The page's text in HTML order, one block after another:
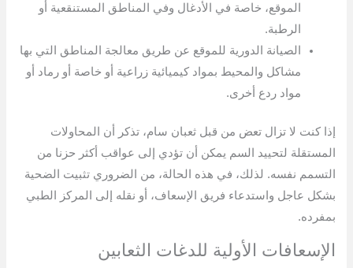
الموقع، خاصة في الأدغال وفي المناطق المستنقعية أو
الرطبة.
الصيانة الدورية للموقع عن طريق معالجة المناطق التي بها
مشاكل والمحيط بمواد كيميائية زراعية أو خاصة أو رماد أو
مواد ردع أخرى.
إذا كنت لا تزال تعض من قبل ثعبان سام، تذكر أن المحاولات
المستقلة لتحييد السم يمكن أن تؤدي إلى عواقب أكثر حزنا من
التسمم نفسه. لذلك، في هذه الحالة، من الضروري تثبيت الضحية
بشكل عاجل واستدعاء فريق الإسعاف، أو نقله إلى المركز الطبي
بمفرده.
الإسعافات الأولية للدغات الثعابين